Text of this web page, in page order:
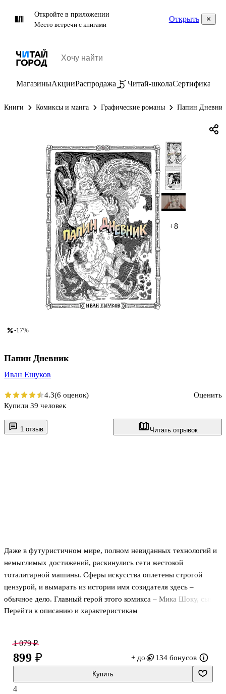
Откройте в приложении
Место встречи с книгами
Открыть
МагазиныАкцииРаспродажа Читай-школаСертификаты
Книги Комиксы и манга Графические романы Папин Дневник
+8
1 отзыв Читать отрывок
Даже в футуристичном мире, полном невиданных технологий и
немыслимых достижений, раскинулись сети жестокой
тоталитарной машины. Сферы искусства оплетены строгой
цензурой, и вымарать из истории имя созидателя здесь –
обычное дело. Главный герой этого комикса – Мика Шоку, сын
некогда прославленного писателя, а ныне порицаемого творца,
дневнике, до которого грезит добраться государство.
Что, если этот манускрипт — вовсе не вымысел? В чём его
угроза новому мировому порядку? И как найти записи, которые
ты видел лишь в сновидении?
Перейти к описанию и характеристикам
-17%
Папин Дневник
Иван Ешуков
4.3(6 оценок)
Оценить
Купили 39 человек
1 079 ₽
899 ₽ + до 134 бонусов
Купить
4